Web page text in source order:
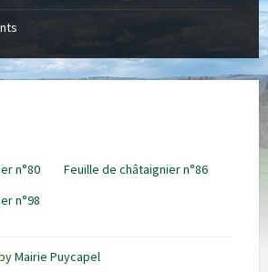
n°80
Feuille de châtaignier n°86
n°98
Mairie Puycapel